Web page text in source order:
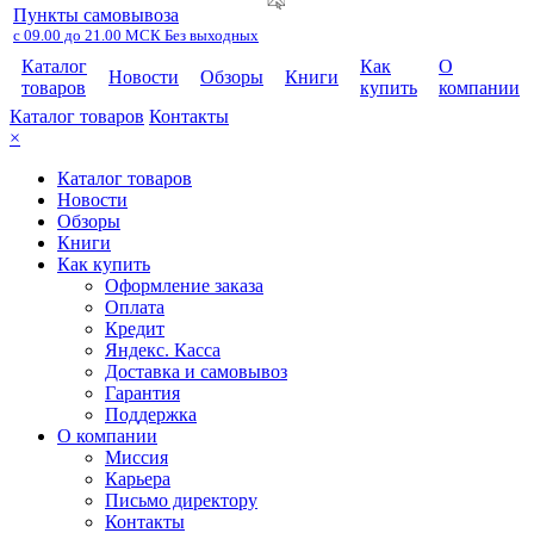
Пункты самовывоза
с 09.00 до 21.00 МСК Без выходных
Каталог
товаров
Новости Обзоры Книги
Как
купить
О
компании
Каталог товаров Контакты
×
Каталог товаров
Новости
Обзоры
Книги
Как купить
Оформление заказа
Оплата
Кредит
Яндекс. Касса
Доставка и самовывоз
Гарантия
Поддержка
О компании
Миссия
Карьера
Письмо директору
Контакты